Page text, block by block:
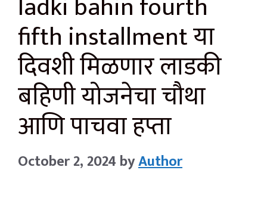
fifth installment या
दिवशी मिळणार लाडकी
बहिणी योजनेचा चौथा
आणि पाचवा हप्ता
October 2, 2024 byAuthor